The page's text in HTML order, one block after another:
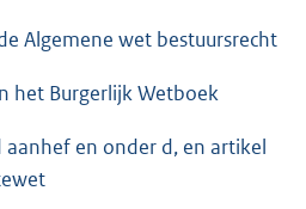
Algemene wet bestuursrecht
het Burgerlijk Wetboek
en onder d, en artikel